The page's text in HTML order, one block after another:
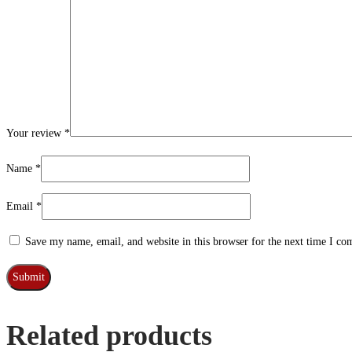
Your review *
Name *
Email *
Save my name, email, and website in this browser for the next time I
Related products